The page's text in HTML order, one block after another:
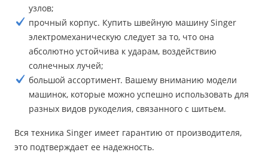
узлов;
прочный корпус. Купить швейную машину Singer
электромеханическую следует за то, что она
абсолютно устойчива к ударам, воздействию
солнечных лучей;
большой ассортимент. Вашему вниманию модели
машинок, которые можно успешно использовать для
разных видов рукоделия, связанного с шитьем.
Вся техника Singer имеет гарантию от производителя,
это подтверждает ее надежность.